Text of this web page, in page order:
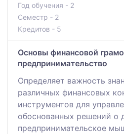
Год обучения - 2
Семестр - 2
Кредитов - 5
Основы финансовой
предпринимательство
Определяет важность
различных финансовых
инструментов для
обоснованных решений о
предпринимательское